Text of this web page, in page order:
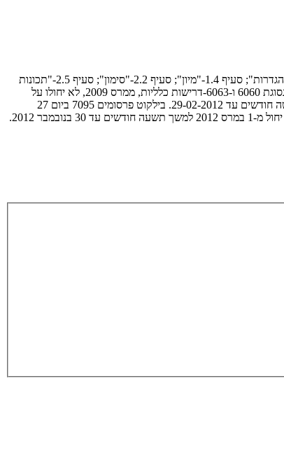
פורסם כתקן ישראלי בילקוט פרסומים 5947 ביום 7 במאי .2009 סעיפים שאוכרזו כרשמיים בק"ת 7012 ביום 30-06-11. סעיף 1.1 -"תחום התקן"; סעיף 1.3-"הגדרות"; סעיף 1.4-"מיון"; סעיף 2.2-"סימון"; סעיף 2.5-"תכונות
מכניות"; סעיף 2.7-"עובי דופן וסבולות מידה וצורה". הערה: בת"י 4402 חלק 1.1-פרופילי אלומיניום לשימושים ארכיטקטוניים: פרופילים משוחלים מדויקים מסגסוגת 6060 ו-6063-דרישות כלליות, ממרס 2009, לא יחולו על
פרופילים מיובאים הדרישות לסימונם הקבועות בסעיף 2.2.1 "סימון יחידת מוצר". תחילתו של צו זה מפרסומו בקובץ תקנות 7028 ביום 29-08-2011, למשך שישה חודשים עד 29-02-2012. בילקוט פרסומים 7095 ביום 27
בפברואר 2012 נדחתה כניסתו לתוקף של סעיף 2.2.1, "סימון יחידת מוצר", לעניין סימון פרופילים מיובאים בסימן הרשום אצל רשם סימני המסחר בישראל, לא יחול מ-1 במרס 2012 למשך תשעה חודשים עד 30 בנובמבר 2012.